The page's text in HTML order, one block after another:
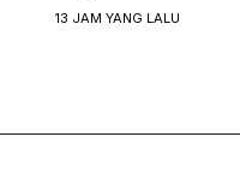
13 JAM YANG LALU